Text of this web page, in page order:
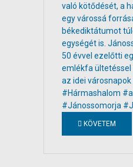
KÖVETEM